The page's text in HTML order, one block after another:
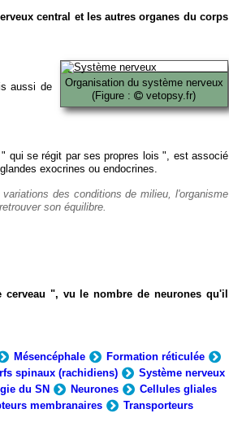
central et les autres organes du corps
Organisation du système nerveux
(Figure :
vetopsy.fr)
aussi de
qui se régit par ses propres lois ", est associé
exocrines ou endocrines.
des conditions de milieu, l'organisme
son équilibre.
", vu le nombre de neurones qu'il
Mésencéphale
Formation réticulée
spinaux (rachidiens)
Système nerveux
du SN Neurones
Cellules gliales
membranaires
Transporteurs